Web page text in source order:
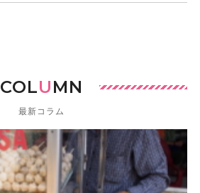
COLUMN
最新コラム